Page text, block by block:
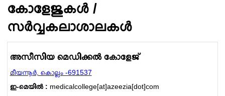
കോളേജുകൾ /
സർവ്വകലാശാലകൾ
അസീസിയ മെഡിക്കല്‍ കോളേജ്
മീയന്നൂര്‍, കൊല്ലം -691537
ഇ-മെയില്‍ : medicalcollege[at]azeezia[dot]com